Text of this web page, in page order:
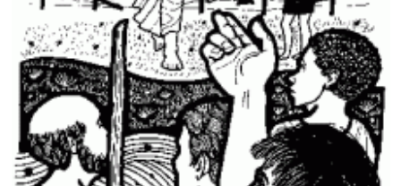
del
3er
domingo
ordinario
2011